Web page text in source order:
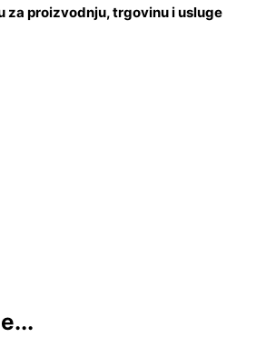
za proizvodnju, trgovinu i usluge